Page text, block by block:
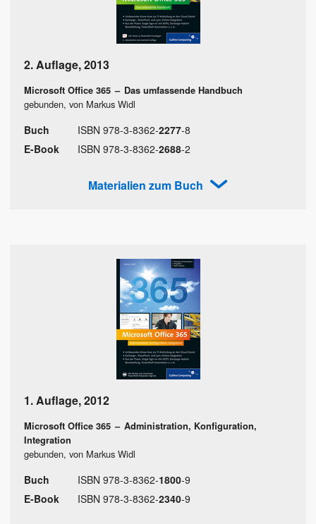
2. Auflage,2013
Microsoft Office 365 – Das umfassende Handbuch
gebunden, von Markus Widl
Buch ISBN 978-3-8362-2277-8
E-Book
ISBN 978-3-8362-2688-2
Materialien zum Buch
1. Auflage,2012
Microsoft Office 365 – Administration, Konfiguration,
Integration
gebunden, von Markus Widl
Buch ISBN 978-3-8362-1800-9
E-Book
ISBN 978-3-8362-2340-9